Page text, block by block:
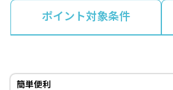
ポイント対象条件
簡単便利